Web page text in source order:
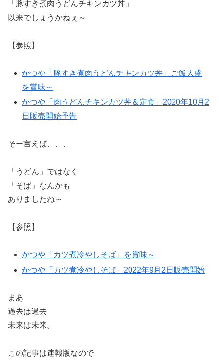
「豚すき煮肉うどんチキンカツ丼」
以来でしょうかねぇ～
【参照】
かつや「豚すき煮肉うどんチキンカツ丼」ご飯大盛
を賞味～
かつや「肉うどんチキンカツ丼＆定食」2020年10月2
日販売開始予告
そー言えば、、、
「うどん」ではなく
「そば」なんかも
ありましたね～
【参照】
かつや「カツ煮冷やしそば」を賞味～
かつや「カツ煮冷やしそば」2022年9月2日販売開始
まあ
過去は過去
未来は未来。
この記事は速報版なので